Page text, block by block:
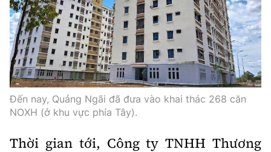
Đến nay, Quảng Ngãi đã đưa vào khai thác 268 căn
NOXH (ở khu vực phía Tây).
Thời gian tới, Công ty TNHH Thương